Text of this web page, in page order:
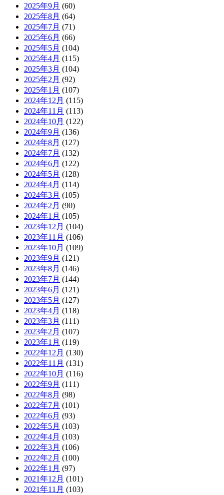
2025年9月 (60)
2025年8月 (64)
2025年7月 (71)
2025年6月 (66)
2025年5月 (104)
2025年4月 (115)
2025年3月 (104)
2025年2月 (92)
2025年1月 (107)
2024年12月 (115)
2024年11月 (113)
2024年10月 (122)
2024年9月 (136)
2024年8月 (127)
2024年7月 (132)
2024年6月 (122)
2024年5月 (128)
2024年4月 (114)
2024年3月 (105)
2024年2月 (90)
2024年1月 (105)
2023年12月 (104)
2023年11月 (106)
2023年10月 (109)
2023年9月 (121)
2023年8月 (146)
2023年7月 (144)
2023年6月 (121)
2023年5月 (127)
2023年4月 (118)
2023年3月 (111)
2023年2月 (107)
2023年1月 (119)
2022年12月 (130)
2022年11月 (131)
2022年10月 (116)
2022年9月 (111)
2022年8月 (98)
2022年7月 (101)
2022年6月 (93)
2022年5月 (103)
2022年4月 (103)
2022年3月 (106)
2022年2月 (100)
2022年1月 (97)
2021年12月 (101)
2021年11月 (103)